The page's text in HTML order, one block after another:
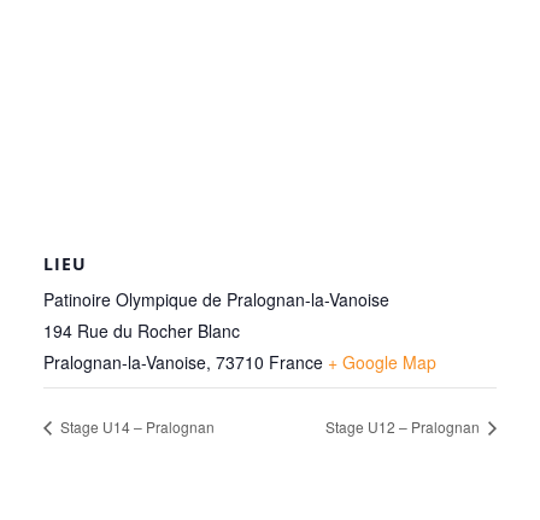
LIEU
Patinoire Olympique de Pralognan-la-Vanoise
194 Rue du Rocher Blanc
Pralognan-la-Vanoise, 73710 France + Google Map
Stage U14 – Pralognan Stage U12 – Pralognan